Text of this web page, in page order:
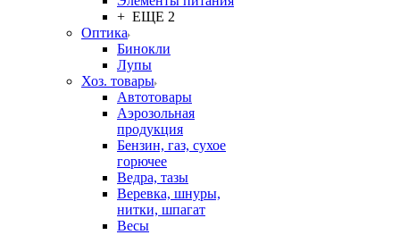
+ ЕЩЕ 2
Оптика
Бинокли
Лупы
Хоз. товары
Автотовары
Аэрозольная
продукция
Бензин, газ, сухое
горючее
Ведра, тазы
Веревка, шнуры,
нитки, шпагат
Весы